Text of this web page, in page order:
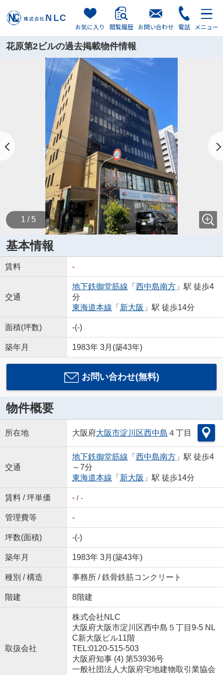
お気に入り 閲覧履歴 お問い合わせ 電話 メニュー
花原第2ビルの過去掲載物件情報
1 / 5
基本情報
賃料 -
交通
地下鉄御堂筋線 「 西中島南方」駅 徒歩4
分
東海道本線 「 新大阪 」駅 徒歩14分
面積(坪数) -(-)
築年月 1983年 3月(築43年)
お問い合わせ(無料)
物件概要
所在地 大阪府大阪市淀川区西中島 ４丁目
交通
地下鉄御堂筋線 「 西中島南方」駅 徒歩4
～7分
東海道本線 「 新大阪 」駅 徒歩14分
賃料 / 坪単価 -/ -
管理費等 -
坪数(面積) -(-)
築年月 1983年 3月(築43年)
種別 / 構造 事務所 / 鉄骨鉄筋コンクリート
階建 8階建
取扱会社
株式会社NLC
大阪府大阪市淀川区西中島５丁目9-5 NL
C新大阪ビル11階
TEL:0120-515-503
大阪府知事 (4) 第53936号
一般社団法人大阪府宅地建物取引業協会